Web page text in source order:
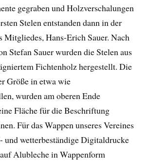
gegraben und Holzverschalungen
Stelen entstanden dann in der
Mitgliedes, Hans-Erich Sauer. Nach
Stefan Sauer wurden die Stelen aus
Fichtenholz hergestellt. Die
Größe in etwa wie
wurden am oberen Ende
Fläche für die Beschriftung
Für das Wappen unseres Vereines
und wetterbeständige Digitaldrucke
Alubleche in Wappenform